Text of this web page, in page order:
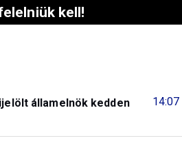
kell!
14:07
államelnök kedden